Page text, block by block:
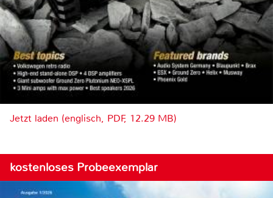
Jetzt laden (englisch, PDF, 12.29 MB)
kostenloses Probeexemplar